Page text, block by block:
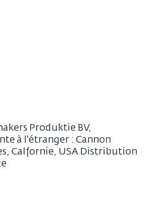
Produktie BV,
à l'étranger : Cannon
Calfornie, USA Distribution